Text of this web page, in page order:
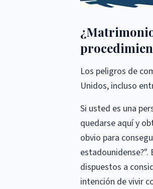
Los peligros de
Unidos, incluso
Si usted es una
quedarse aquí y
obvio para
dispuestos a
intención de vivir